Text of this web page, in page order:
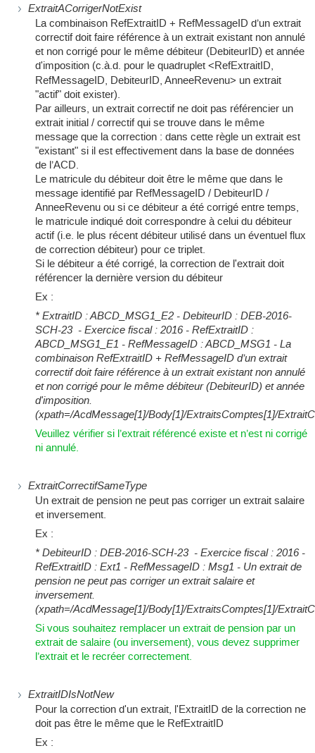
ExtraitACorrigerNotExist
La combinaison RefExtraitID + RefMessageID d’un extrait
correctif doit faire référence à un extrait existant non annulé
et non corrigé pour le même débiteur (DebiteurID) et année
d'imposition (c.à.d. pour le quadruplet <RefExtraitID,
RefMessageID, DebiteurID, AnneeRevenu> un extrait
"actif" doit exister).
Par ailleurs, un extrait correctif ne doit pas référencier un
extrait initial / correctif qui se trouve dans le même
message que la correction : dans cette règle un extrait est
"existant" si il est effectivement dans la base de données
de l’ACD.
Le matricule du débiteur doit être le même que dans le
message identifié par RefMessageID / DebiteurID /
AnneeRevenu ou si ce débiteur a été corrigé entre temps,
le matricule indiqué doit correspondre à celui du débiteur
actif (i.e. le plus récent débiteur utilisé dans un éventuel flux
de correction débiteur) pour ce triplet.
Si le débiteur a été corrigé, la correction de l'extrait doit
référencer la dernière version du débiteur
Ex :
* ExtraitID : ABCD_MSG1_E2 - DebiteurID : DEB-2016-
SCH-23 - Exercice fiscal : 2016 - RefExtraitID :
ABCD_MSG1_E1 - RefMessageID : ABCD_MSG1 - La
combinaison RefExtraitID + RefMessageID d’un extrait
correctif doit faire référence à un extrait existant non annulé
et non corrigé pour le même débiteur (DebiteurID) et année
d'imposition.
(xpath=/AcdMessage[1]/Body[1]/ExtraitsComptes[1]/
Veuillez vérifier si l’extrait référencé existe et n’est ni corrigé
ni annulé.
ExtraitCorrectifSameType
Un extrait de pension ne peut pas corriger un extrait salaire
et inversement.
Ex :
* DebiteurID : DEB-2016-SCH-23 - Exercice fiscal : 2016 -
RefExtraitID : Ext1 - RefMessageID : Msg1 - Un extrait de
pension ne peut pas corriger un extrait salaire et
inversement.
(xpath=/AcdMessage[1]/Body[1]/ExtraitsComptes[1]/
Si vous souhaitez remplacer un extrait de pension par un
extrait de salaire (ou inversement), vous devez supprimer
l’extrait et le recréer correctement.
ExtraitIDIsNotNew
Pour la correction d'un extrait, l'ExtraitID de la correction ne
doit pas être le même que le RefExtraitID
Ex :